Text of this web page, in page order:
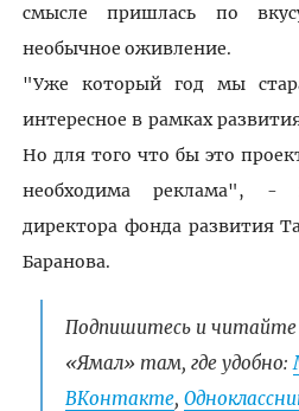
смысле пришлась по
необычное оживление.
"Уже который год мы
интересное в рамках
Но для того что бы это
необходима реклама", -
директора фонда развития
Баранова.
Подпишитесь и
«Ямал» там, где удобно:
ВКонтакте,